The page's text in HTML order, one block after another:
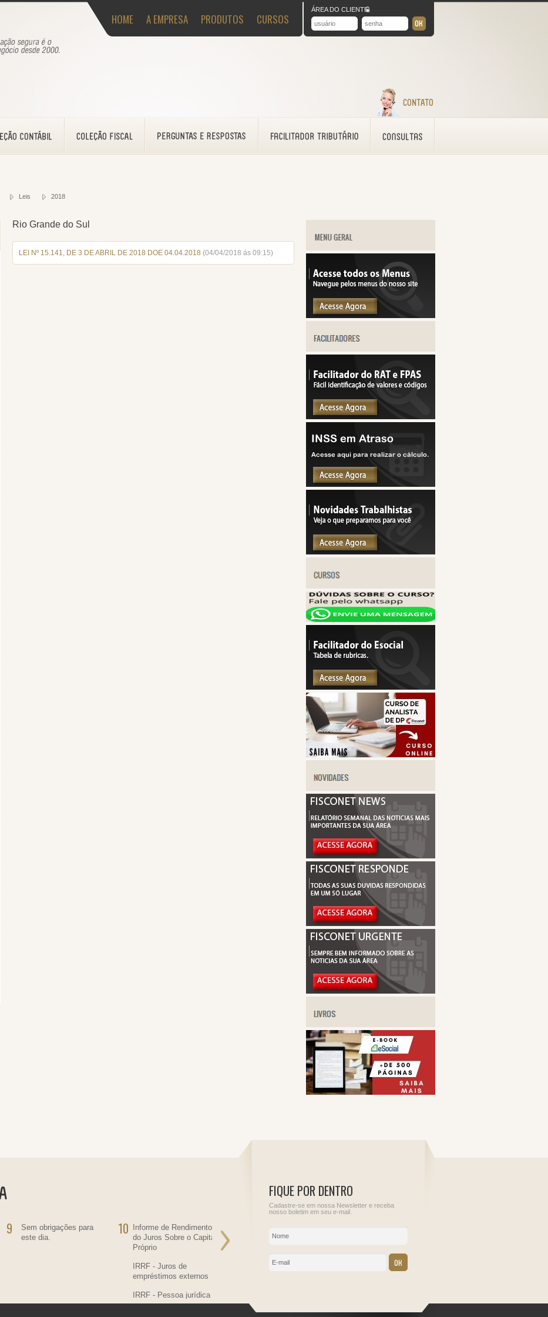
HOME A EMPRESA PRODUTOS CURSOS
ÁREA DO CLIENTE
Leis 2018
Rio Grande do Sul
LEI Nº 15.141, DE 3 DE ABRIL DE 2018 DOE 04.04.2018 (04/04/2018 ás 09:15)
9
Sem obrigações para
este dia.
10
Informe de Rendimentos
do Juros Sobre o Capital
Próprio
IRRF - Juros de
empréstimos externos
IRRF - Pessoa jurídica
residente no País,
Sem obrigações para
este dia.
Sem obrigações para
o Art. 70 da Lei nº
FIQUE POR DENTRO
Cadastre-se em nossa Newsletter e receba
nosso boletim em seu e-mail.